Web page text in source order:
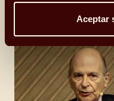
Aceptar